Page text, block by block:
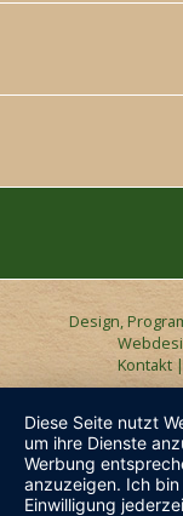
Design,
Kontakt |
Diese Seite nutzt
um ihre Dienste
Werbung
anzuzeigen. Ich
Einwilligung